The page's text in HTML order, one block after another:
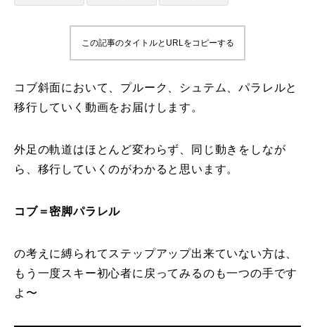
鷲ヶ岳＆高鷲スノーパーク
宮城山形
白馬五竜FA
初級2
この記事のタイトルとURLをコピーする
コブ斜面において、プルーク、シュテム、パラレルと
移行していく動画をお届けします。
外足の軌道はほとんど変わらず、同じ動きをしなが
ら、移行していくのがわかると思います。
コブ＝密脚パラレル
の考えに縛られてステップアップ出来ていない方は、
もう一度スキー初心者に戻ってみるのも一つの手です
よ〜